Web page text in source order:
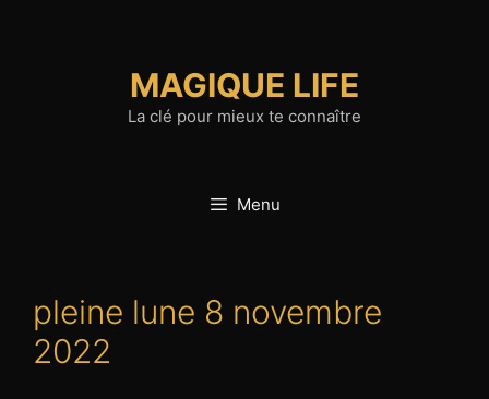
MAGIQUE LIFE
La clé pour mieux te connaître
Menu
pleine lune 8 novembre
2022